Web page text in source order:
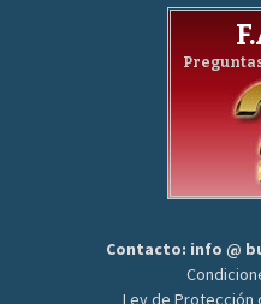
Contacto: info @
Ley de Protección